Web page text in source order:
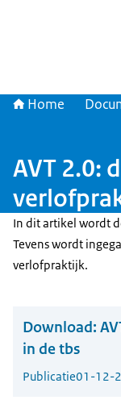
Home
AVT 2.0:
In dit artikel wordt
Tevens wordt
verlofpraktijk.
Download:
in de tbs
Publicatie01-12-